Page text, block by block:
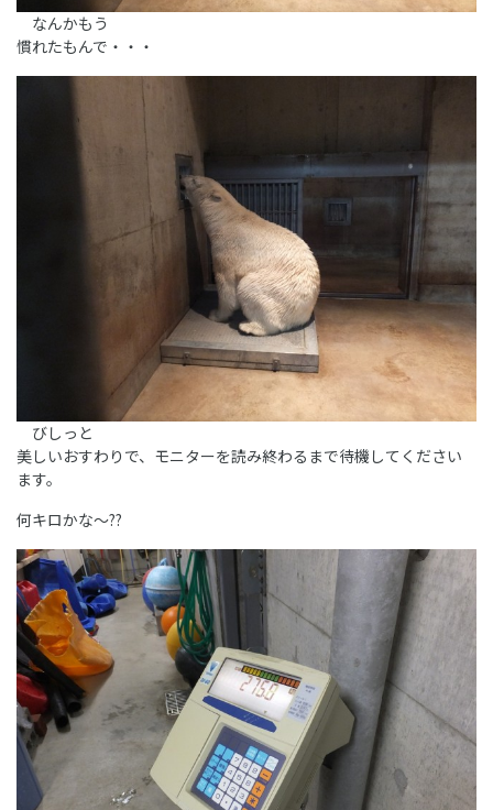
なんかもう
慣れたもんで・・・
びしっと
美しいおすわりで、モニターを読み終わるまで待機してください
ます。
何キロかな～??